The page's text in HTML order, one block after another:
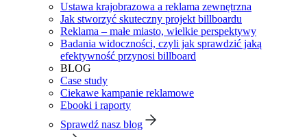
Ustawa krajobrazowa a reklama zewnętrzna
Jak stworzyć skuteczny projekt billboardu
Reklama – małe miasto, wielkie perspektywy
Badania widoczności, czyli jak sprawdzić jaką
efektywność przynosi billboard
BLOG
Case study
Ciekawe kampanie reklamowe
Ebooki i raporty
Sprawdź nasz blog